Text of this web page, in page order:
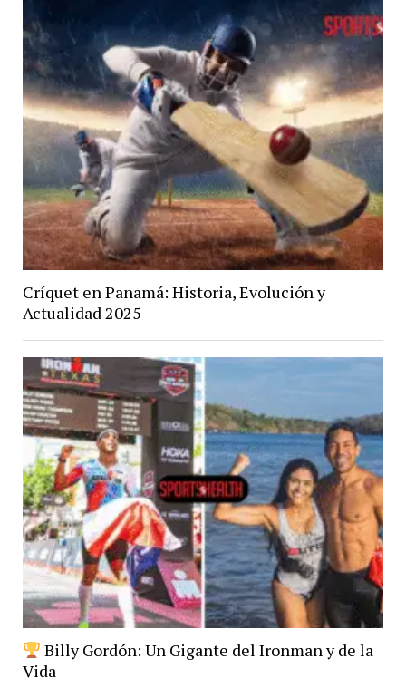
Críquet en Panamá: Historia, Evolución y
Actualidad 2025
Billy Gordón: Un Gigante del Ironman y de la
Vida